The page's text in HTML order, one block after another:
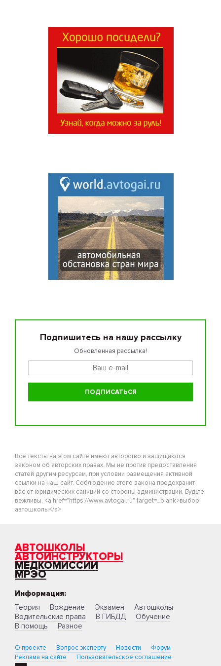
Подпишитесь на нашу рассылку
Обновленная рассылка!
Все тексты на этом сайте имеют авторство и защищаются
законом об авторских правах. Мы не против предоставления
статей другим ресурсам, при условии размещения активной
ссылки на наш сайт. Соблюдение этого закона предохранит
вас от юридических санкций со стороны администрации. Будьте
вежливы. <a href="https://www.avtogai.ru" target=_blank>выбор
автошколы</a>
АВТОШКОЛЫ
АВТОИНСТРУКТОРЫ
МЕДКОМИССИИ
МРЭО
Информация:
Теория
Вождение Экзамен
Автошколы
Водительские права
В ГИБДД
Обучение
В помощь
Разное
О проекте Вопрос эксперту Новости
Форум
Реклама на сайте
Пользовательское соглашение